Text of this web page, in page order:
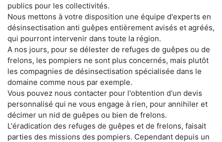
publics pour les collectivités.
Nous mettons à votre disposition une équipe d'experts en
désinsectisation anti guêpes entièrement avisés et agréés,
qui pourront intervenir dans toute la région.
A nos jours, pour se délester de refuges de guêpes ou de
frelons, les pompiers ne sont plus concernés, mais plutôt
les compagnies de désinsectisation spécialisée dans le
domaine comme nous par exemple.
Vous pouvez nous contacter pour l'obtention d'un devis
personnalisé qui ne vous engage à rien, pour annihiler et
décimer un nid de guêpes ou bien de frelons.
L'éradication des refuges de guêpes et de frelons, faisait
parties des missions des pompiers. Cependant depuis un